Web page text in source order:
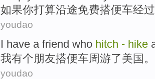
如果你打算沿途免费搭便车经过
youdao
I have a friend who hitch - hike
我有个朋友搭便车周游了美国 。
youdao